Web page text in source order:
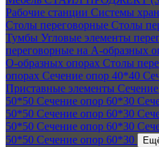
Рабочие станции Системы
Столы переговорные Столы
Тумбы Угловые элементы
переговорные на А-образных
О-образных опорах Столы
опорах Сечение опор 40*40
Приставные элементы
50*50 Сечение опор 60*30
50*50 Сечение опор 60*30
50*50 Сечение опор 60*30
50*50 Сечение опор 60*30